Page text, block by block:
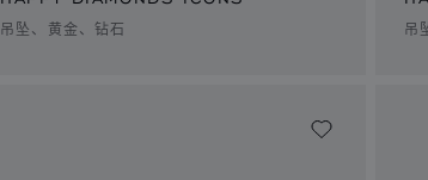
吊坠、黄金、钻石 吊